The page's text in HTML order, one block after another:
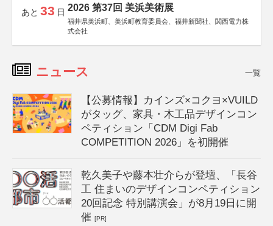
あと 33 日 2026 第37回 美浜美術展
福井県美浜町、美浜町教育委員会、福井新聞社、関西電力株
式会社
ニュース 一覧
【公募情報】カインズ×コクヨ×VUILD
がタッグ、家具・木工品デザインコン
ペティション「CDM Digi Fab
COMPETITION 2026」を初開催
乾久美子や藤本壮介らが登壇、「長谷
工 住まいのデザインコンペティション
20回記念 特別講演会」が8月19日に開
催[PR]